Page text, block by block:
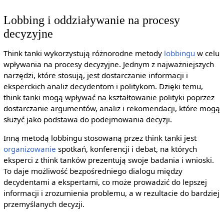
Lobbing i oddziaływanie na procesy
decyzyjne
Think tanki wykorzystują różnorodne metody lobbingu w celu
wpływania na procesy decyzyjne. Jednym z najważniejszych
narzędzi, które stosują, jest dostarczanie informacji i
eksperckich analiz decydentom i politykom. Dzięki temu,
think tanki mogą wpływać na kształtowanie polityki poprzez
dostarczanie argumentów, analiz i rekomendacji, które mogą
służyć jako podstawa do podejmowania decyzji.
Inną metodą lobbingu stosowaną przez think tanki jest
organizowanie spotkań, konferencji i debat, na których
eksperci z think tanków prezentują swoje badania i wnioski.
To daje możliwość bezpośredniego dialogu między
decydentami a ekspertami, co może prowadzić do lepszej
informacji i zrozumienia problemu, a w rezultacie do bardziej
przemyślanych decyzji.